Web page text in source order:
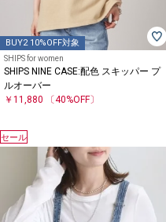
BUY2 10%OFF対象
SHIPS for women
SHIPS NINE CASE:配色 スキッパー プ
ルオーバー
￥11,880 〔40%OFF〕
セール